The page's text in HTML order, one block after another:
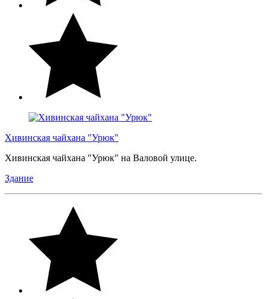
Хивинская чайхана "Урюк"
Хивинская чайхана "Урюк" на Валовой улице.
Здание